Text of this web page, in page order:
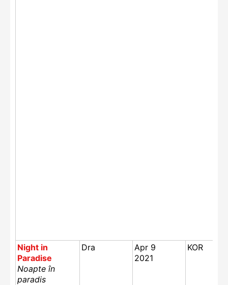
Night in
Paradise
Noapte în
paradis
Dra
Apr 9
2021
KOR